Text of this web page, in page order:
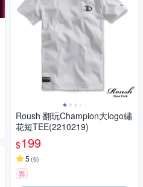
Roush 翻玩Champion大logo繡
花短TEE(2210219)
$199
5 (6)
券